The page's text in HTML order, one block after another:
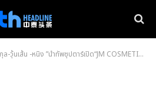
-หนิง ”นำทัพซุปตาร์เปิด“JM COSMETICS” บิวตี้สโตร์สัญชาติไทย ปักหมุดสาขาแรกฟิวเจอร์พาร์ค รังสิต